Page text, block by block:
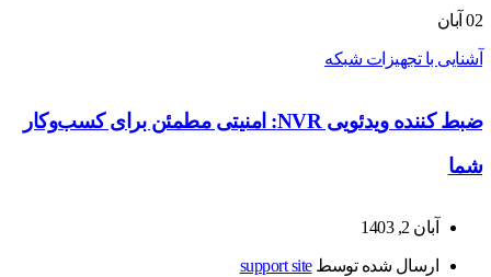
02 آبان
آشنایی با تجهیزات شبکه
ضبط کننده ویدئویی NVR: امنیتی مطمئن برای کسب‌وکار
شما
آبان 2, 1403
ارسال شده توسطsupport site